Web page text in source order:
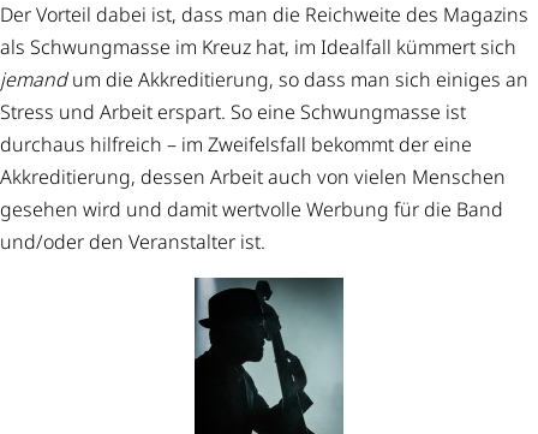
Der Vorteil dabei ist, dass man die Reichweite des Magazins
als Schwungmasse im Kreuz hat, im Idealfall kümmert sich
jemandum die Akkreditierung, so dass man sich einiges an
Stress und Arbeit erspart. So eine Schwungmasse ist
durchaus hilfreich – im Zweifelsfall bekommt der eine
Akkreditierung, dessen Arbeit auch von vielen Menschen
gesehen wird und damit wertvolle Werbung für die Band
und/oder den Veranstalter ist.